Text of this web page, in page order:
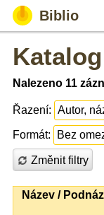
Biblio
Katalog
Nalezeno 11
Řazení:
Formát:
Změnit filtry
Název /